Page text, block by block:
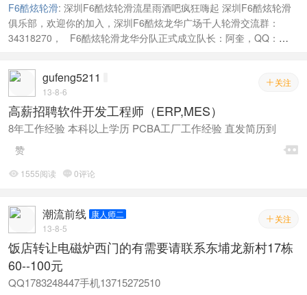
F6酷炫轮滑: 深圳F6酷炫轮滑流星雨酒吧疯狂嗨起 深圳F6酷炫轮滑
俱乐部，欢迎你的加入，深圳F6酷炫龙华广场千人轮滑交流群：
34318270， F6酷炫轮滑龙华分队正式成立队长：阿奎，QQ：
好者，不管新人还是老油条，欢迎你们的加入，F6酷炫有你更精彩，
酷炫唯我，唯我酷炫，有你有我有酷炫。
 关注
gufeng5211
13-8-6
高薪招聘软件开发工程师（ERP,MES）
8年工作经验 本科以上学历 PCBA工厂工作经验 直发简历到

赞
 1555阅读 0评论
 关注
潮流前线 康人师二
13-8-5
饭店转让电磁炉西门的有需要请联系东埔龙新村17栋
60--100元
QQ1783248447手机13715272510